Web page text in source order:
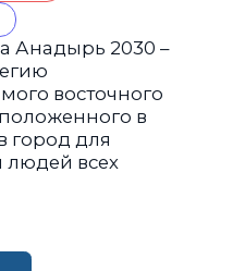
Анадырь 2030 –
восточного
в
город для
всех